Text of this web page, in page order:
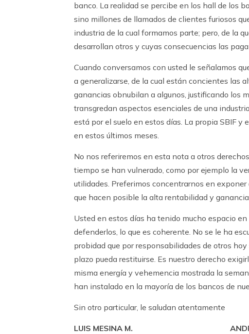
banco. La realidad se percibe en los hall de los
sino millones de llamados de clientes furiosos
industria de la cual formamos parte; pero, de la
desarrollan otros y cuyas consecuencias las
Cuando conversamos con usted le señalamos
a generalizarse, de la cual están concientes las
ganancias obnubilan a algunos, justificando los
transgredan aspectos esenciales de una
está por el suelo en estos días. La propia SBIF y
en estos últimos meses.
No nos referiremos en esta nota a otros
tiempo se han vulnerado, como por ejemplo la
utilidades. Preferimos concentrarnos en
que hacen posible la alta rentabilidad y
Usted en estos días ha tenido mucho espacio
defenderlos, lo que es coherente. No se le ha
probidad que por responsabilidades de otros
plazo pueda restituirse. Es nuestro derecho
misma energía y vehemencia mostrada la
han instalado en la mayoría de los bancos de
Sin otro particular, le saludan atentamente
LUIS MESINA M. ANDREA